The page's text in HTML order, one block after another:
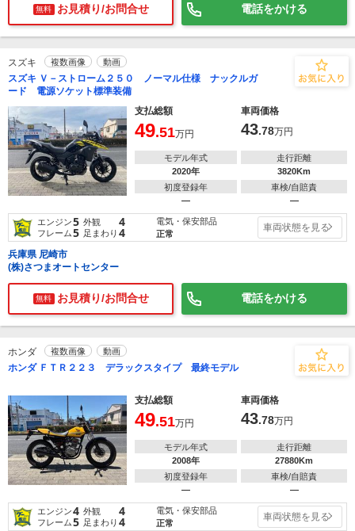
無料 お見積り/お問合せ 電話をかける
スズキ 複数画像 動画
スズキ Ｖ－ストローム２５０ ノーマル仕様 ナックルガ
ード 電源ソケット標準装備
支払総額
車両価格
49.51万円 43.78万円
モデル年式
2020年
走行距離
3820Km
初度登録年
―
車検/自賠責
―
エンジン5 外観 4
フレーム5 足まわり 4
電気・保安部品
正常
車両状態を見る
兵庫県 尼崎市
(株)さつまオートセンター
無料 お見積り/お問合せ 電話をかける
ホンダ 複数画像 動画
ホンダ ＦＴＲ２２３ デラックスタイプ 最終モデル
支払総額 車両価格
49.51万円 43.78万円
モデル年式
2008年
走行距離
27880Km
初度登録年
―
車検/自賠責
―
エンジン4 外観 4
フレーム5 足まわり 4
電気・保安部品
正常
車両状態を見る